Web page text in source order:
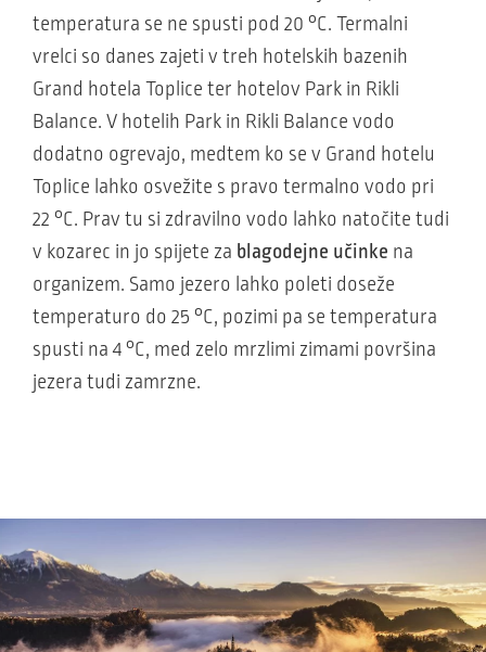
temperatura se ne spusti pod 20 °C. Termalni
vrelci so danes zajeti v treh hotelskih bazenih
Grand hotela Toplice ter hotelov Park in Rikli
Balance. V hotelih Park in Rikli Balance vodo
dodatno ogrevajo, medtem ko se v Grand hotelu
Toplice lahko osvežite s pravo termalno vodo pri
22 °C. Prav tu si zdravilno vodo lahko natočite tudi
v kozarec in jo spijete za blagodejne učinke na
organizem. Samo jezero lahko poleti doseže
temperaturo do 25 °C, pozimi pa se temperatura
spusti na 4 °C, med zelo mrzlimi zimami površina
jezera tudi zamrzne.